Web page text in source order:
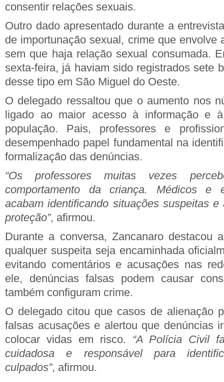
consentir relações sexuais.
Outro dado apresentado durante a
de importunação sexual, crime que envolve
sem que haja relação sexual consumada.
sexta-feira, já haviam sido registrados sete
desse tipo em São Miguel do Oeste.
O delegado ressaltou que o aumento nos
ligado ao maior acesso à informação e
população. Pais, professores e
desempenhado papel fundamental na
formalização das denúncias.
“Os professores muitas vezes
comportamento da criança. Médicos e
acabam identificando situações suspeitas
proteção”, afirmou.
Durante a conversa, Zancanaro destacou
qualquer suspeita seja encaminhada
evitando comentários e acusações nas
ele, denúncias falsas podem causar
também configuram crime.
O delegado citou que casos de alienação
falsas acusações e alertou que denúncias
colocar vidas em risco. “A Polícia Civil
cuidadosa e responsável para
culpados”, afirmou.